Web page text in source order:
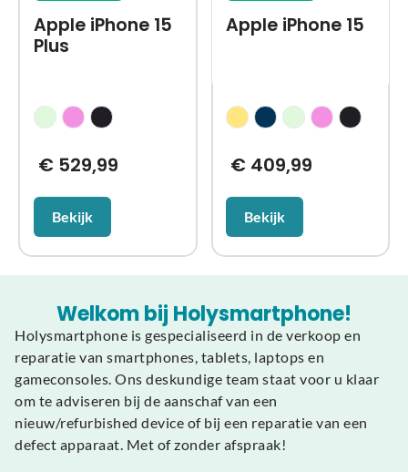
Apple iPhone 15
Plus
€529,99
Bekijk
Apple iPhone 15
€ 409,99
Bekijk
Welkom bij Holysmartphone!
Holysmartphone is gespecialiseerd in de verkoop en
reparatie van smartphones, tablets, laptops en
gameconsoles. Ons deskundige team staat voor u klaar
om te adviseren bij de aanschaf van een
nieuw/refurbished device of bij een reparatie van een
defect apparaat. Met of zonder afspraak!